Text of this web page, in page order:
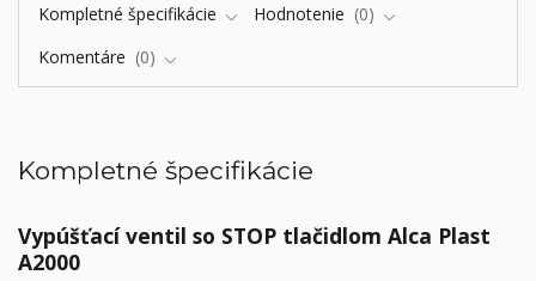
Kompletné špecifikácie Hodnotenie
0
Komentáre
0
Kompletné špecifikácie
Vypúšťací ventil so STOP tlačidlom Alca Plast
A2000